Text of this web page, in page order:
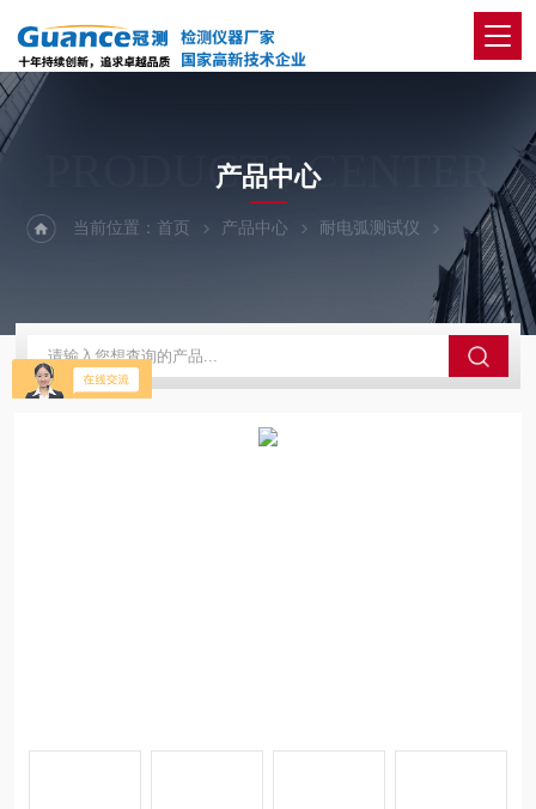
PRODUCTS CENTER
产品中心
当前位置：首页 产品中心 耐电弧测试仪 100-电线